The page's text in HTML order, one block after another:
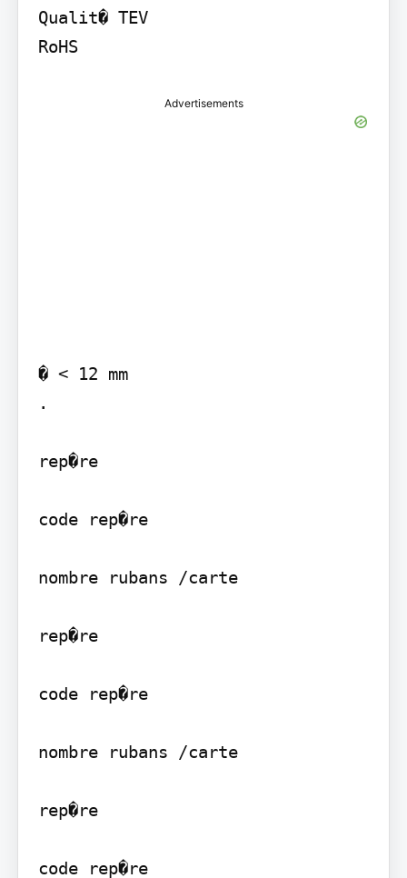
Qualit� TEV
RoHS
Advertisements
� < 12 mm
.
rep�re
code rep�re
nombre rubans /carte
rep�re
code rep�re
nombre rubans /carte
rep�re
code rep�re